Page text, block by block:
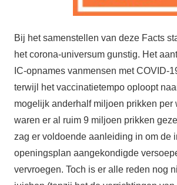
Bij het samenstellen van deze Facts
het corona-universum gunstig. Het
IC-opnames vanmensen met COVID-
terwijl het vaccinatietempo oploopt
mogelijk anderhalf miljoen prikken per
waren er al ruim 9 miljoen prikken
zag er voldoende aanleiding in om de
openingsplan aangekondigde
vervroegen. Toch is er alle reden nog